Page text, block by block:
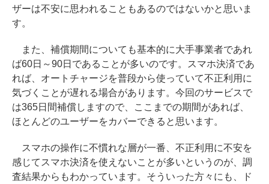
ザーは不安に思われることもあるのではないかと思いま
す。
また、補償期間についても基本的に大手事業者であれ
ば60日～90日であることが多いのです。スマホ決済であ
れば、オートチャージを普段から使っていて不正利用に
気づくことが遅れる場合があります。今回のサービスで
は365日間補償しますので、ここまでの期間があれば、
ほとんどのユーザーをカバーできると思います。
スマホの操作に不慣れな層が一番、不正利用に不安を
感じてスマホ決済を使えないことが多いというのが、調
査結果からもわかっています。そういった方々にも、ド